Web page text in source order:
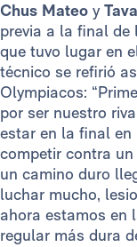
Chus Mateo y
previa a la final de
que tuvo lugar en
técnico se refirió
Olympiacos:
por ser nuestro
estar en la final en
competir contra
un camino duro
luchar mucho,
ahora estamos en
regular más dura